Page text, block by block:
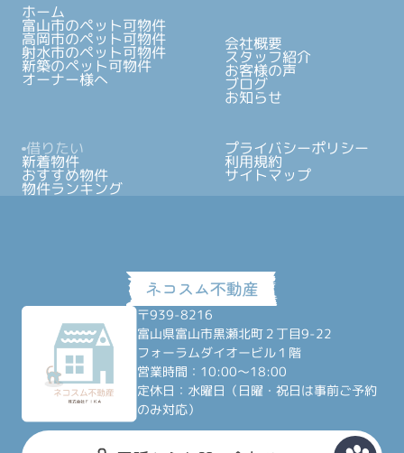
ホーム
富山市のペット可物件
高岡市のペット可物件
射水市のペット可物件
新築のペット可物件
オーナー様へ
会社概要
スタッフ紹介
お客様の声
ブログ
お知らせ
借りたい
新着物件
おすすめ物件
物件ランキング
プライバシーポリシー
利用規約
サイトマップ
〒939-8216
富山県富山市黒瀬北町２丁目9-22
フォーラムダイオービル１階
営業時間：10:00～18:00
定休日：水曜日（日曜・祝日は事前ご予約
のみ対応）